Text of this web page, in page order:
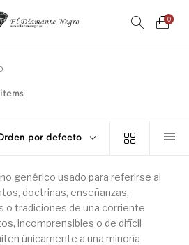
0
! DECORACIÓN DINOSAURIOS
JOYAS METEORITOS
por defecto
genérico usado para referirse al
doctrinas, enseñanzas,
o tradiciones de una corriente
incomprensibles o de difícil
únicamente a una minoría